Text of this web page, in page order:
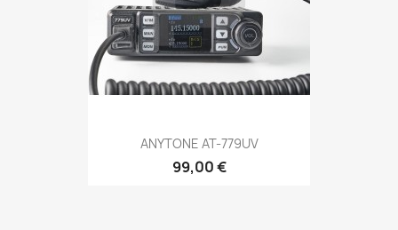
ANYTONE AT-779UV
99,00 €